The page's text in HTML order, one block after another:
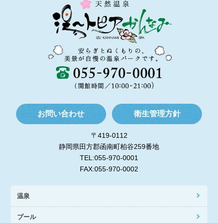
お問い合わせ 衛生管理方針
〒419-0112
静岡県田方郡函南町柏谷259番地
TEL:055-970-0001
FAX:055-970-0002
温泉
プール